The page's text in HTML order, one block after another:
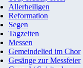
Allerheiligen
Reformation
Segen
Tagzeiten
Messen
Gemeindelied im Chor
Gesänge zur Messfeier